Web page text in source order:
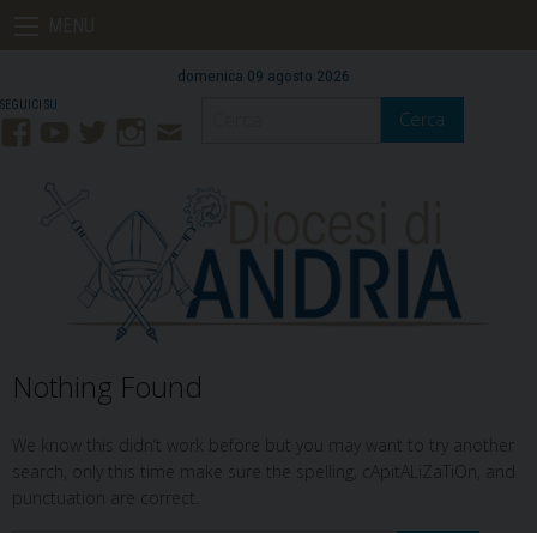
domenica 09 agosto 2026
Mail
Cerca
Nothing Found
We know this didn’t work before but you may want to try another
search, only this time make sure the spelling, cApitALiZaTiOn, and
punctuation are correct.